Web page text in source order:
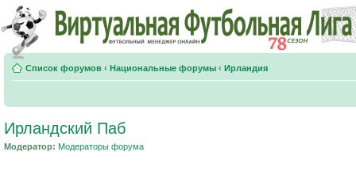
Список форумов ‹ Национальные форумы ‹ Ирландия
Ирландский Паб
Модератор: Модераторы форума